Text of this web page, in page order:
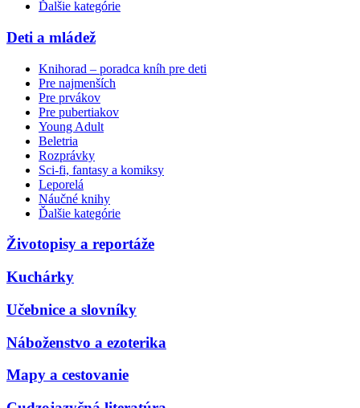
Ďalšie kategórie
Deti a mládež
Knihorad – poradca kníh pre deti
Pre najmenších
Pre prvákov
Pre pubertiakov
Young Adult
Beletria
Rozprávky
Sci-fi, fantasy a komiksy
Leporelá
Náučné knihy
Ďalšie kategórie
Životopisy a reportáže
Kuchárky
Učebnice a slovníky
Náboženstvo a ezoterika
Mapy a cestovanie